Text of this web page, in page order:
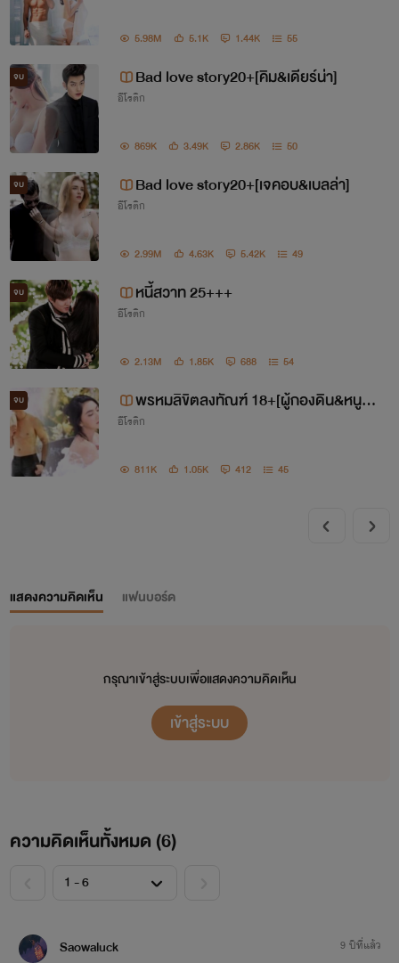
อยากให้ทุกคนลองเปิดใจอ่านนิยายที่เบบี้ตั้งใจแต่ง
ดูบ้างนะคะ
แล้วรีดจะรู้ว่าไรท์บ้าผู้ชายแค่ไหน แอร้! ไม่ใช่!
ไรท์พยายามจะแต่งให้ได้หลายๆแนวนะคะ
แต่มีครบทุกรสค่ะ ฟินแค่ไหน เชิญอ่านได้เลย
....
5.98M 5.1K 1.44K 55
จบ Bad love story20+[คิม&เดียร์น่า]
อีโรติก
869K 3.49K 2.86K 50
จบ Bad love story20+[เจคอบ&เบลล่า]
อีโรติก
2.99M 4.63K 5.42K 49
จบ หนี้สวาท 25+++
อีโรติก
2.13M 1.85K 688 54
จบ
พรหมลิขิตลงทัณฑ์ 18+[ผู้กองดิน&หนูพา
ย]
อีโรติก
811K 1.05K 412 45
แสดงความคิดเห็น แฟนบอร์ด
กรุณาเข้าสู่ระบบเพื่อแสดงความคิดเห็น
เข้าสู่ระบบ
ความคิดเห็นทั้งหมด (6)
Saowaluck 9 ปีที่แล้ว